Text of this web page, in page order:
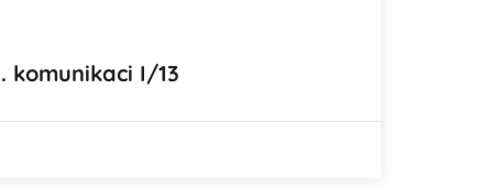
komunikaci I/13